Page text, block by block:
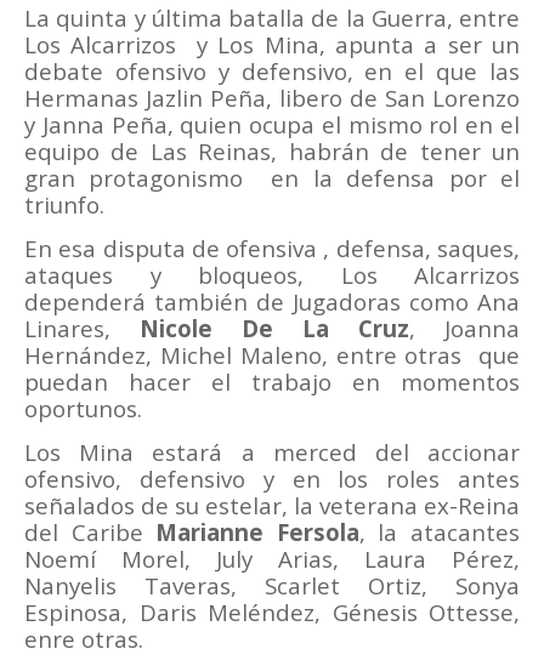
La quinta y última batalla de la Guerra, entre
Los Alcarrizos
y Los Mina, apunta a ser un
debate ofensivo y defensivo, en el que las
Hermanas Jazlin Peña, libero de San Lorenzo
y Janna Peña, quien ocupa el mismo rol en el
equipo de Las Reinas, habrán de tener un
gran protagonismo
en la defensa por el
triunfo.
En esa disputa de ofensiva , defensa, saques,
ataques y bloqueos, Los Alcarrizos
dependerá también de Jugadoras como Ana
Linares, Nicole De La Cruz, Joanna
Hernández, Michel Maleno, entre otras
que
puedan hacer el trabajo en momentos
oportunos.
Los Mina estará a merced del accionar
ofensivo, defensivo y en los roles antes
señalados de su estelar, la veterana ex-Reina
del Caribe Marianne Fersola, la atacantes
Noemí Morel, July Arias, Laura Pérez,
Nanyelis Taveras, Scarlet Ortiz, Sonya
Espinosa, Daris Meléndez, Génesis Ottesse,
enre otras.